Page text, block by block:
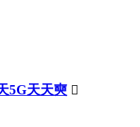
5G天天奭 